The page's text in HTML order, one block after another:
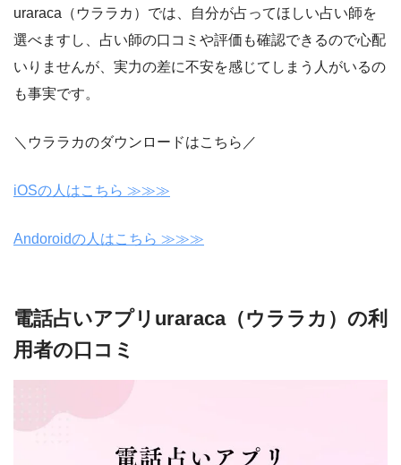
uraraca（ウララカ）では、自分が占ってほしい占い師を
選べますし、占い師の口コミや評価も確認できるので心配
いりませんが、実力の差に不安を感じてしまう人がいるの
も事実です。
＼ウララカのダウンロードはこちら／
iOSの人はこちら ≫≫≫
Andoroidの人はこちら ≫≫≫
電話占いアプリuraraca（ウララカ）の利
用者の口コミ